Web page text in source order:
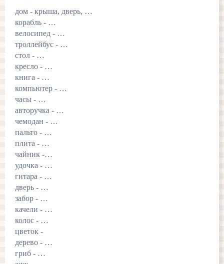
дом - крыша, дверь, …
корабль - …
велосипед - …
троллейбус - …
стол - …
кресло - …
книга - …
компьютер - …
часы - …
авторучка - …
чемодан - …
пальто - …
плита - …
чайник -…
удочка - …
гитара - …
дверь - …
забор - …
качели - …
колос - …
цветок -
дерево - …
гриб - …